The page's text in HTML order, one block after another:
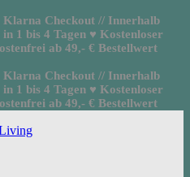
Checkout // Innerhalb
1 bis 4 Tagen ♥ Kostenloser
ab 49,- € Bestellwert
Checkout // Innerhalb
1 bis 4 Tagen ♥ Kostenloser
ab 49,- € Bestellwert